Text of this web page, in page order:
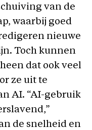
van de
waarbij goed
nieuwe
Toch kunnen
dat ook veel
ze uit te
AI. “AI-gebruik
de snelheid en